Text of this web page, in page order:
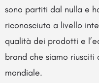
sono partiti dal nulla e
riconosciuta a livello
qualità dei prodotti e
brand che siamo
mondiale.